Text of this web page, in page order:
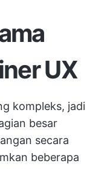
UX
kompleks, jadi
besar
secara
beberapa